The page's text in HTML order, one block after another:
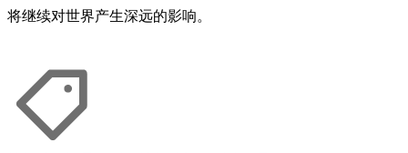
将继续对世界产生深远的影响。